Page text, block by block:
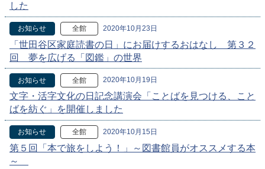
した
お知らせ 全館 2020年10月23日
「世田谷区家庭読書の日」にお届けするおはなし 第３２
回 夢を広げる「図鑑」の世界
お知らせ 全館 2020年10月19日
文字・活字文化の日記念講演会「ことばを見つける、こと
ばを紡ぐ」を開催しました
お知らせ 全館 2020年10月15日
第５回「本で旅をしよう！」～図書館員がオススメする本
～